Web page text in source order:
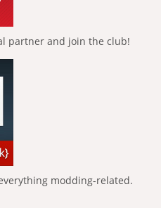
partner and join the club!
modding-related.